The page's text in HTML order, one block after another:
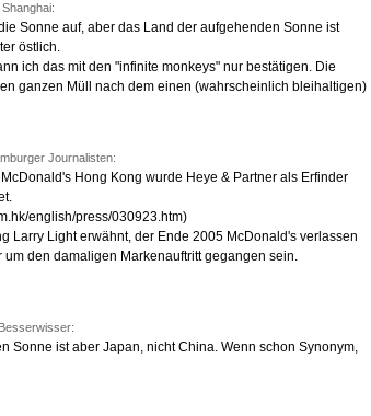
Sonne auf, aber das Land der aufgehenden Sonne ist
östlich.
ich das mit den "infinite monkeys" nur bestätigen. Die
ganzen Müll nach dem einen (wahrscheinlich bleihaltigen)
Journalisten:
Hong Kong wurde Heye & Partner als Erfinder
english/press/030923.htm)
Larry Light erwähnt, der Ende 2005 McDonald's verlassen
um den damaligen Markenauftritt gegangen sein.
Sonne ist aber Japan, nicht China. Wenn schon Synonym,